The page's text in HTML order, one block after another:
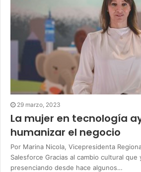
29 marzo, 2023
La mujer en tecnología
humanizar el negocio
Por Marina Nicola, Vicepresidenta
Salesforce Gracias al cambio cultural que
presenciando desde hace algunos…